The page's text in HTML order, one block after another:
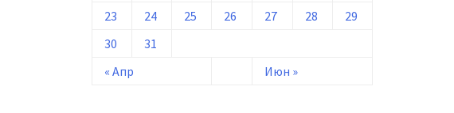
« Апр Июн »
23
24 25 26 27 28
29
30
31